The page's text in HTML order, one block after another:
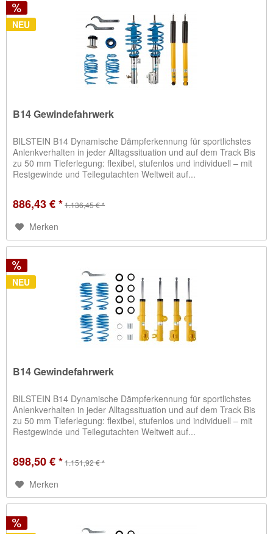
NEU
B14 Gewindefahrwerk
BILSTEIN B14 Dynamische Dämpferkennung für sportlichstes
Anlenkverhalten in jeder Alltagssituation und auf dem Track Bis
zu 50 mm Tieferlegung: flexibel, stufenlos und individuell – mit
Restgewinde und Teilegutachten Weltweit auf...
886,43 € *1.136,45 € *
Merken
NEU
B14 Gewindefahrwerk
BILSTEIN B14 Dynamische Dämpferkennung für sportlichstes
Anlenkverhalten in jeder Alltagssituation und auf dem Track Bis
zu 50 mm Tieferlegung: flexibel, stufenlos und individuell – mit
Restgewinde und Teilegutachten Weltweit auf...
898,50 € *1.151,92 € *
Merken